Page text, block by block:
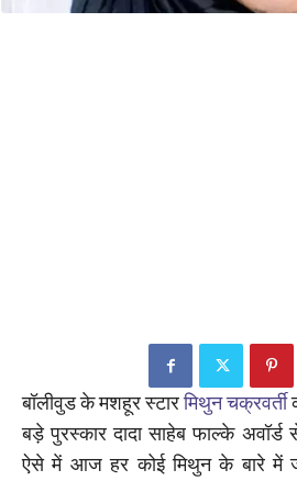
बॉलीवुड के मशहूर स्टारमिथुन चक्रवर्ती
बड़े पुरस्कार दादा साहेब फाल्के अवॉर्ड
ऐसे में आज हर कोई मिथुन के बारे में